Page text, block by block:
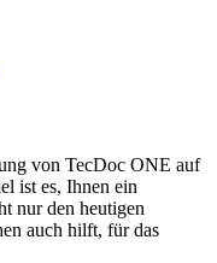
von TecDoc ONE auf
ist es, Ihnen ein
nur den heutigen
auch hilft, für das